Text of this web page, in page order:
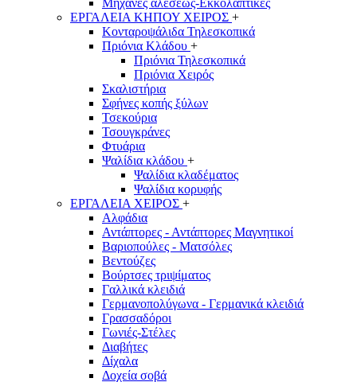
Μηχανές αλέσεως-Εκκολαπτικές
ΕΡΓΑΛΕΙΑ ΚΗΠΟΥ ΧΕΙΡΟΣ +
Κονταροψάλιδα Τηλεσκοπικά
Πριόνια Κλάδου +
Πριόνια Τηλεσκοπικά
Πριόνια Χειρός
Σκαλιστήρια
Σφήνες κοπής ξύλων
Τσεκούρια
Τσουγκράνες
Φτυάρια
Ψαλίδια κλάδου +
Ψαλίδια κλαδέματος
Ψαλίδια κορυφής
ΕΡΓΑΛΕΙΑ ΧΕΙΡΟΣ +
Αλφάδια
Αντάπτορες - Αντάπτορες Μαγνητικοί
Βαριοπούλες - Ματσόλες
Βεντούζες
Βούρτσες τριψίματος
Γαλλικά κλειδιά
Γερμανοπολύγωνα - Γερμανικά κλειδιά
Γρασσαδόροι
Γωνιές-Στέλες
Διαβήτες
Δίχαλα
Δοχεία σοβά